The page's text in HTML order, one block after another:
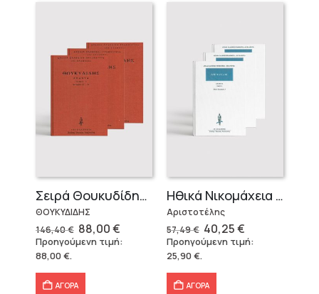
Σειρά Θουκυδίδης – Δεμένο (4 τόμοι)
ΘΟΥΚΥΔΙΔΗΣ
146,40€ Original
price
was:
88,00€Η
τρέχουσα
τιμή
Προηγούμενη τιμή:
88,00€.
ΑΓΟΡΑ
Ηθικά Νικομάχεια (3 τόμοι)
Αριστοτέλης
57,49€ Original
price
was:
40,25€Η
τρέχουσα
τιμή
Προηγούμενη τιμή:
25,90€.
ΑΓΟΡΑ